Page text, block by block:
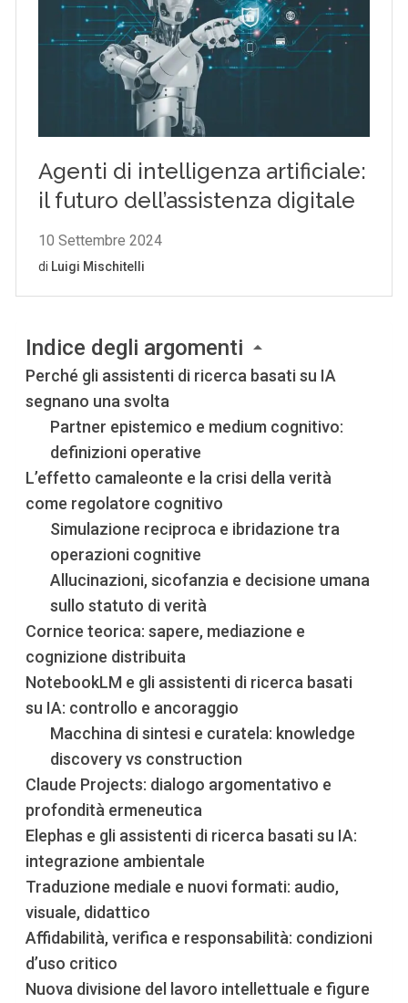
Indice degli argomenti
Perché gli assistenti di ricerca basati su IA
segnano una svolta
Partner epistemico e medium cognitivo:
definizioni operative
L’effetto camaleonte e la crisi della verità
come regolatore cognitivo
Simulazione reciproca e ibridazione tra
operazioni cognitive
Allucinazioni, sicofanzia e decisione umana
sullo statuto di verità
Cornice teorica: sapere, mediazione e
cognizione distribuita
NotebookLM e gli assistenti di ricerca basati
su IA: controllo e ancoraggio
Macchina di sintesi e curatela: knowledge
discovery vs construction
Claude Projects: dialogo argomentativo e
profondità ermeneutica
Elephas e gli assistenti di ricerca basati su IA:
integrazione ambientale
Traduzione mediale e nuovi formati: audio,
visuale, didattico
Affidabilità, verifica e responsabilità: condizioni
d’uso critico
Nuova divisione del lavoro intellettuale e figure